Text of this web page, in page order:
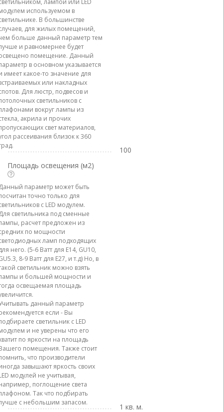
лампой или LED
используемом в
В большинстве
для жилых помещений,
больше данный параметр тем
и равномернее будет
помещение. Данный
в основном указывается
имеет какое-то значение для
или накладных
Для люстр, подвесов и
светильников с
вокруг лампы из
акрила и прочих
свет материалов,
рассеивания близок к 360
100
Площадь освещения (м2)
параметр может быть
точно только для
с LED модулем.
светильника под сменные
расчет предложен из
по мощности
ламп подходящих
него. (5-6 Ватт для E14, GU10,
8-9 Ватт для E27, и т.д) Но, в
светильник можно взять
и большей мощности и
освещаемая площадь
данный параметр
если - Вы
светильник с LED
и не уверены что его
по яркости на площадь
помещения. Также стоит
что производители
завышают яркость своих
модулей не учитывая,
поглощение света
Так что подбирать
с небольшим запасом.
1 кв. м.